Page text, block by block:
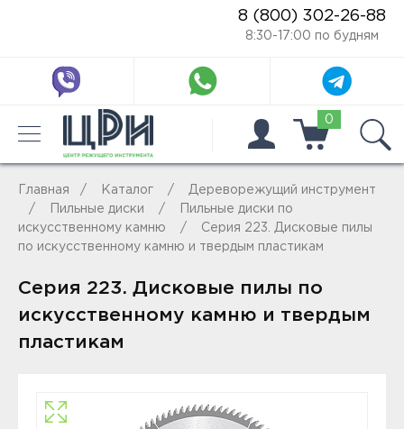
8 (800) 302-26-88
8:30-17:00 по будням
0
Главная Каталог
Дереворежущий инструмент
Пильные диски
Пильные диски по
искусственному камню
Серия 223. Дисковые пилы
по искусственному камню и твердым пластикам
Серия 223. Дисковые пилы по
искусственному камню и твердым
пластикам